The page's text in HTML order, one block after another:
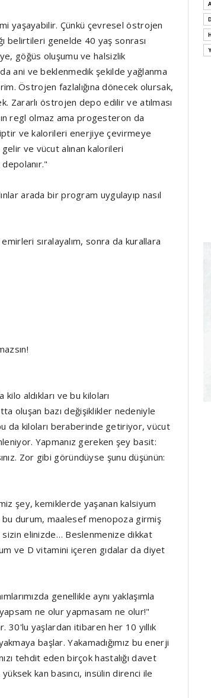
yaşayabilir. Çünkü çevresel östrojen
belirtileri genelde 40 yaş sonrası
göğüs oluşumu ve halsizlik
ani ve beklenmedik şekilde yağlanma
Östrojen fazlalığına dönecek olursak,
Zararlı östrojen depo edilir ve atılması
regl olmaz ama progesteron da
ve kalorileri enerjiye çevirmeye
gelir ve vücut alınan kalorileri
arada bir program uygulayıp nasıl
sıralayalım, sonra da kurallara
aldıkları ve bu kiloları
oluşan bazı değişiklikler nedeniyle
da kiloları beraberinde getiriyor, vücut
Yapmanız gereken şey basit:
Zor gibi göründüyse şunu düşünün:
şey, kemiklerde yaşanan kalsiyum
bu durum, maalesef menopoza girmiş
sizin elinizde… Beslenmenize dikkat
ve D vitamini içeren gıdalar da diyet
genellikle aynı yaklaşımla
ne olur yapmasam ne olur!"
30'lu yaşlardan itibaren her 10 yıllık
başlar. Yakamadığımız bu enerji
tehdit eden birçok hastalığı davet
kan basıncı, insülin direnci ile